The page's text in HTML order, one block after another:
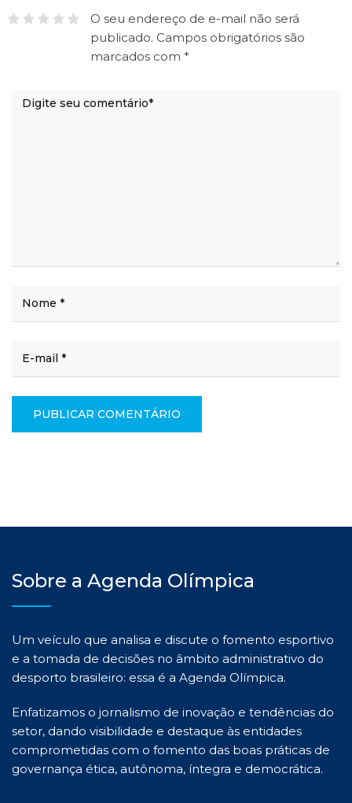
O seu endereço de e-mail não será
publicado. Campos obrigatórios são
marcados com *
Sobre a Agenda Olímpica
Um veículo que analisa e discute o fomento esportivo
e a tomada de decisões no âmbito administrativo do
desporto brasileiro: essa é a Agenda Olímpica.
Enfatizamos o jornalismo de inovação e tendências do
setor, dando visibilidade e destaque às entidades
comprometidas com o fomento das boas práticas de
governança ética, autônoma, íntegra e democrática.